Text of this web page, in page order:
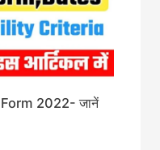
2022- जानें